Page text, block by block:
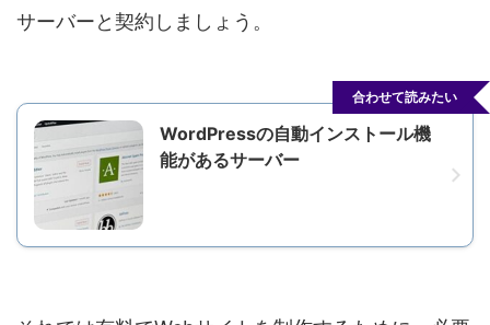
サーバーと契約しましょう。
WordPressの自動インストール機
能があるサーバー
合わせて読みたい